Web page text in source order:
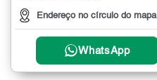
Endereço no círculo do mapa
WhatsApp